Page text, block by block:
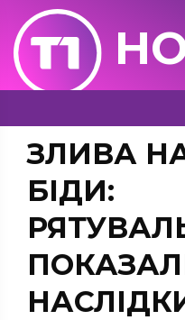
ЗЛИВА
БІДИ: